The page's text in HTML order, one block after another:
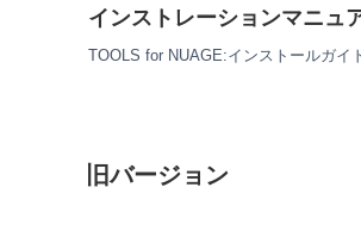
法その他適用される
本ソフトウェアの全
本ソフトウェアを
本ソフトウェアを
態にて本ソフトウェ
インストレーションマニュ
TOOLS for NUAGE:インストールガイ
旧バージョン